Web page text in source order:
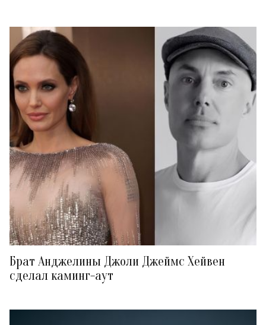
Брат Анджелины Джоли Джеймс Хейвен
сделал каминг-аут